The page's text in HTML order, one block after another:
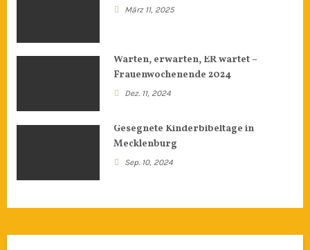
März 11, 2025
Warten, erwarten, ER wartet –
Frauenwochenende 2024
Dez. 11, 2024
Gesegnete Kinderbibeltage in
Mecklenburg
Sep. 10, 2024